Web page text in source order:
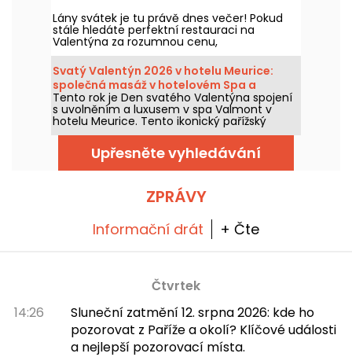
Lány svátek je tu právě dnes večer! Pokud
stále hledáte perfektní restauraci na
Valentýna za rozumnou cenu,
doporučujeme FLOCCO – elegantní italskou
restauraci nedaleko náměstí Pereire v 17.
pařížském obvodu. Na tento slavnostní
večer si zde můžete vychutnat jejich
oblíbené menu ve dvou.
Svatý Valentýn 2026 v hotelu Meurice:
společná masáž v hotelovém Spa a
odpolední čaj s dílem Cédricho Groleta
Tento rok je Den svatého Valentýna spojení
s uvolněním a luxusem v spa Valmont v
hotelu Meurice. Tento ikonický pařížský
palác na Rue de Rivoli vás zve na romantický
únik ve dvou, kde si můžete dopřát
výjimečné procedury a odpočinout si při čaji
od Cédrica Groleta.
Upřesněte vyhledávání
ZPRÁVY
Informační drát + Čte
Čtvrtek
14:26
Sluneční zatmění 12. srpna 2026: kde ho
pozorovat z Paříže a okolí? Klíčové události
a nejlepší pozorovací místa.